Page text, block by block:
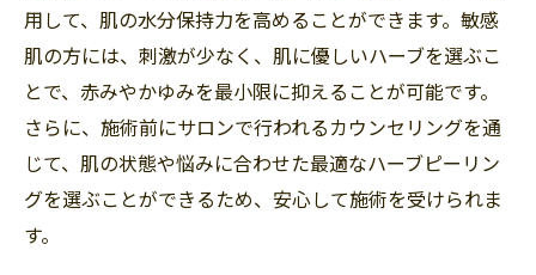
ハーブピーリングがもたらす新しい美容ス
タンダード
福岡市南区大橋での美容意識の高まり
美肌を求める方々への新提案
サロンでの教育プログラムとその影響
コミュニティとしての美容ネットワークの
用して、肌の水分保持力を高めることができます。敏感
肌の方には、刺激が少なく、肌に優しいハーブを選ぶこ
とで、赤みやかゆみを最小限に抑えることが可能です。
さらに、施術前にサロンで行われるカウンセリングを通
じて、肌の状態や悩みに合わせた最適なハーブピーリン
グを選ぶことができるため、安心して施術を受けられま
す。